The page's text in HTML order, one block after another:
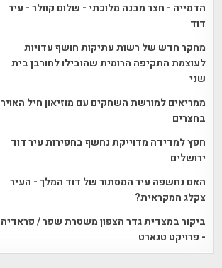
הדמייה - חצר מבנה מלוכתי - שלום קוולר - עיר
דוד
מחקר חדש של רשות עתיקות חושף עדויות
לעוצמת התקיפה הרומית שהובילו לחורבן בית
שני
ממריאים למורשת השחקים עם מוזיאון חיל האויר
בחצרים
חפץ למדידה מדוייקת נחשף בחפירות עיר דוד
ירושלים
האם נחשפה עיר המסתור של דוד המלך - העיר
צקלג המקראית?
ביקור במצדית גדר הצפון משטרת שפר / פראדיה
- פרויקט טגארט